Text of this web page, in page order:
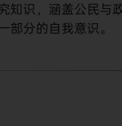
知识，涵盖公民与
部分的自我意识。